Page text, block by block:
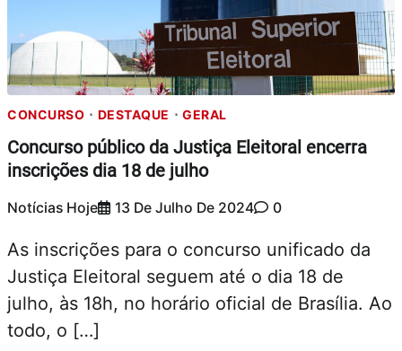
CONCURSO DESTAQUE GERAL
Concurso público da Justiça Eleitoral encerra
inscrições dia 18 de julho
Notícias Hoje 13 De Julho De 2024 0
As inscrições para o concurso unificado da
Justiça Eleitoral seguem até o dia 18 de
julho, às 18h, no horário oficial de Brasília. Ao
todo, o […]